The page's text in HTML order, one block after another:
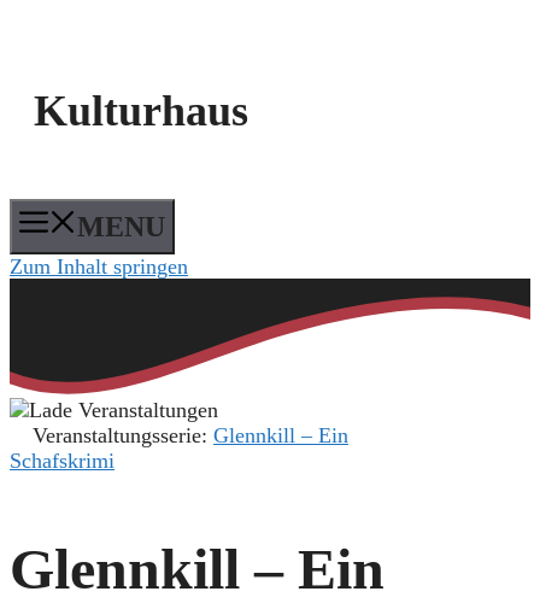
Kulturhaus
MENU
Zum Inhalt springen
Veranstaltungsserie: Glennkill – Ein
Schafskrimi
Glennkill – Ein